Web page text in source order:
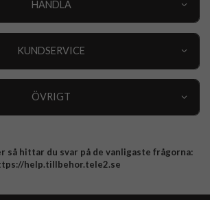
HANDLA
KUNDSERVICE
ÖVRIGT
så hittar du svar på de vanligaste frågorna:
help.tillbehor.tele2.se